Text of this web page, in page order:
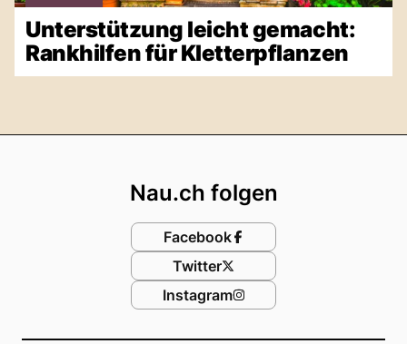
Unterstützung leicht gemacht:
Rankhilfen für Kletterpflanzen
Nau.ch folgen
Facebook
Twitter
Instagram